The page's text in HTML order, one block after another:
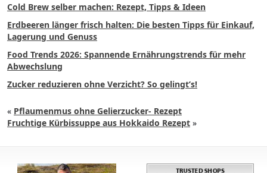
Cold Brew selber machen: Rezept, Tipps & Ideen
Erdbeeren länger frisch halten: Die besten Tipps für Einkauf,
Lagerung und Genuss
Food Trends 2026: Spannende Ernährungstrends für mehr
Abwechslung
Zucker reduzieren ohne Verzicht? So gelingt’s!
« Pflaumenmus ohne Gelierzucker- Rezept
Fruchtige Kürbissuppe aus Hokkaido Rezept »